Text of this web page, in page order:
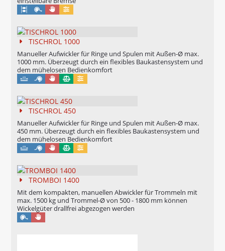
Manuell
Konfigurierbar
TISCHROL 1000
Manueller Aufwickler für Ringe und Spulen mit Außen-Ø max.
1000 mm. Überzeugt durch ein flexibles Baukastensystem und
dem mühelosen Bedienkomfort
Manuell
Eichung möglich
Konfigurierbar
TISCHROL 450
Manueller Aufwickler für Ringe und Spulen mit Außen-Ø max.
450 mm. Überzeugt durch ein flexibles Baukastensystem und
dem mühelosen Bedienkomfort
Manuell
Eichung möglich
Konfigurierbar
TROMBOI 1400
Mit dem kompakten, manuellen Abwickler für Trommeln mit
max. 1500 kg und Trommel-Ø von 500 - 1800 mm können
Wickelgüter drallfrei abgezogen werden
Manuell